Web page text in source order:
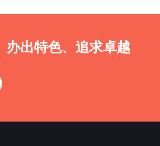
办出特色、追求卓越